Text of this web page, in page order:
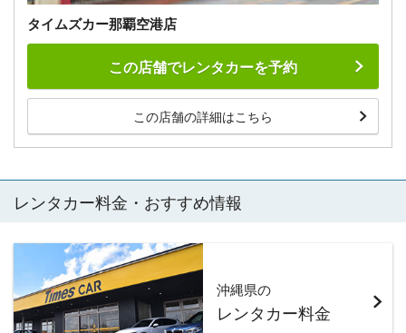
タイムズカー那覇空港店
この店舗でレンタカーを予約
この店舗の詳細はこちら
レンタカー料金・おすすめ情報
沖縄県の
レンタカー料金